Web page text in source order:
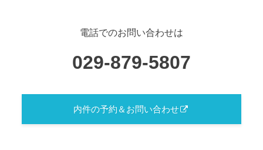
電話でのお問い合わせは
029-879-5807
内件の予約＆お問い合わせ